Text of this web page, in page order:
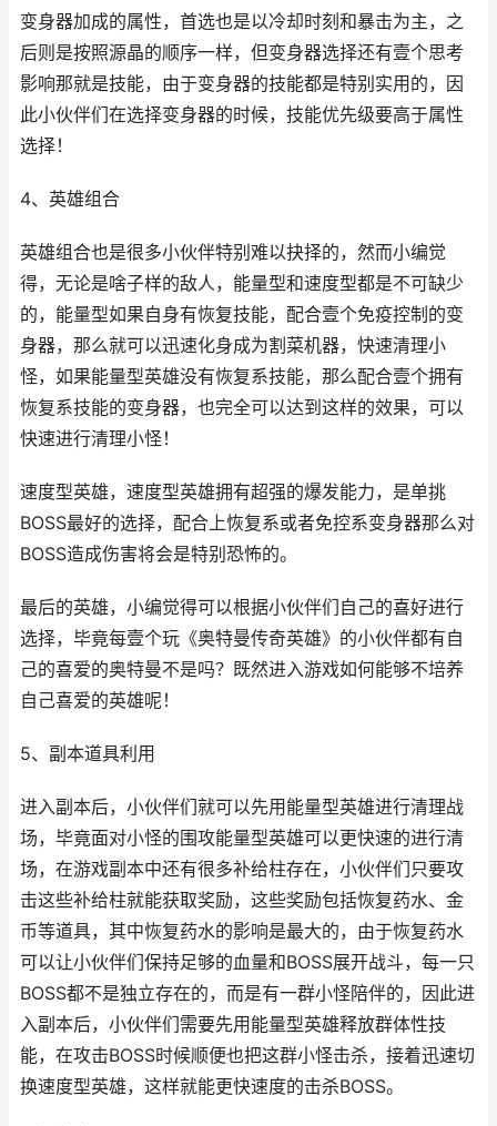
变身器加成的属性，首选也是以冷却时刻和暴击为主，之
后则是按照源晶的顺序一样，但变身器选择还有壹个思考
影响那就是技能，由于变身器的技能都是特别实用的，因
此小伙伴们在选择变身器的时候，技能优先级要高于属性
选择！
4、英雄组合
英雄组合也是很多小伙伴特别难以抉择的，然而小编觉
得，无论是啥子样的敌人，能量型和速度型都是不可缺少
的，能量型如果自身有恢复技能，配合壹个免疫控制的变
身器，那么就可以迅速化身成为割菜机器，快速清理小
怪，如果能量型英雄没有恢复系技能，那么配合壹个拥有
恢复系技能的变身器，也完全可以达到这样的效果，可以
快速进行清理小怪！
速度型英雄，速度型英雄拥有超强的爆发能力，是单挑
BOSS最好的选择，配合上恢复系或者免控系变身器那么对
BOSS造成伤害将会是特别恐怖的。
最后的英雄，小编觉得可以根据小伙伴们自己的喜好进行
选择，毕竟每壹个玩《奥特曼传奇英雄》的小伙伴都有自
己的喜爱的奥特曼不是吗？既然进入游戏如何能够不培养
自己喜爱的英雄呢！
5、副本道具利用
进入副本后，小伙伴们就可以先用能量型英雄进行清理战
场，毕竟面对小怪的围攻能量型英雄可以更快速的进行清
场，在游戏副本中还有很多补给柱存在，小伙伴们只要攻
击这些补给柱就能获取奖励，这些奖励包括恢复药水、金
币等道具，其中恢复药水的影响是最大的，由于恢复药水
可以让小伙伴们保持足够的血量和BOSS展开战斗，每一只
BOSS都不是独立存在的，而是有一群小怪陪伴的，因此进
入副本后，小伙伴们需要先用能量型英雄释放群体性技
能，在攻击BOSS时候顺便也把这群小怪击杀，接着迅速切
换速度型英雄，这样就能更快速度的击杀BOSS。